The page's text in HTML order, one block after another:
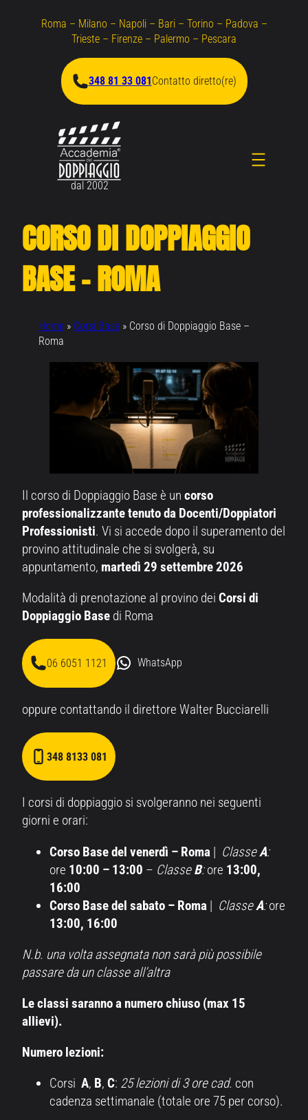
Roma – Milano – Napoli – Bari – Torino – Padova –
Trieste – Firenze – Palermo – Pescara
348 81 33 081Contatto diretto(re)
dal 2002
CORSO DI DOPPIAGGIO
BASE – ROMA
Home » Corsi Base » Corso di Doppiaggio Base –
Roma
Il corso di Doppiaggio Base è un corso
professionalizzante tenuto da Docenti/Doppiatori
Professionisti. Vi si accede dopo il superamento del
provino attitudinale che si svolgerà, su
appuntamento, martedì 29 settembre 2026
Modalità di prenotazione al provino dei Corsi di
Doppiaggio Base di Roma
06 6051 1121 WhatsApp
oppure contattando il direttore Walter Bucciarelli
348 8133 081
I corsi di doppiaggio si svolgeranno nei seguenti
giorni e orari:
Corso Base del venerdì – Roma | ClasseA:
ore 10:00 – 13:00 – ClasseB:ore 13:00,
16:00
Corso Base del sabato – Roma | ClasseA:ore
13:00, 16:00
N.b. una volta assegnata non sarà più possibile
passare da un classe all’altra
Le classi saranno a numero chiuso (max 15
allievi).
Numero lezioni:
Corsi A, B, C: 25 lezioni di 3 ore cad. con
cadenza settimanale (totale ore 75 per corso).